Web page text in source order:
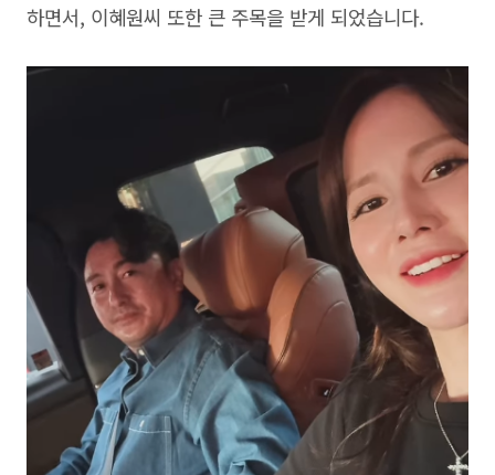
하면서, 이혜원씨 또한 큰 주목을 받게 되었습니다.